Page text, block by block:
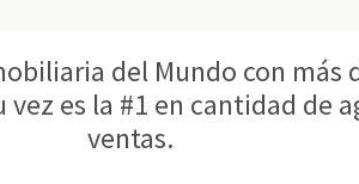
del Mundo con más
vez es la #1 en cantidad de
ventas.